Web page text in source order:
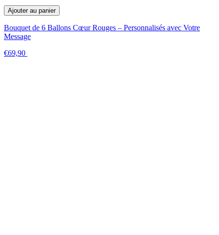
Ajouter au panier
Bouquet de 6 Ballons Cœur Rouges – Personnalisés avec Votre
Message
€69,90